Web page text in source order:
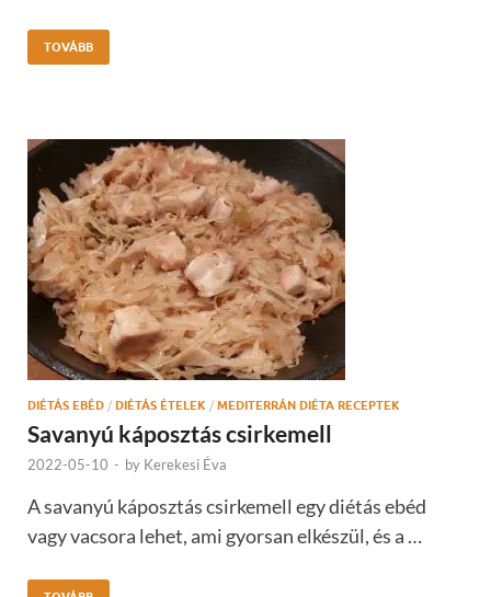
TOVÁBB
DIÉTÁS EBÉD / DIÉTÁS ÉTELEK / MEDITERRÁN DIÉTA RECEPTEK
Savanyú káposztás csirkemell
2022-05-10 - by Kerekesi Éva
A savanyú káposztás csirkemell egy diétás ebéd
vagy vacsora lehet, ami gyorsan elkészül, és a …